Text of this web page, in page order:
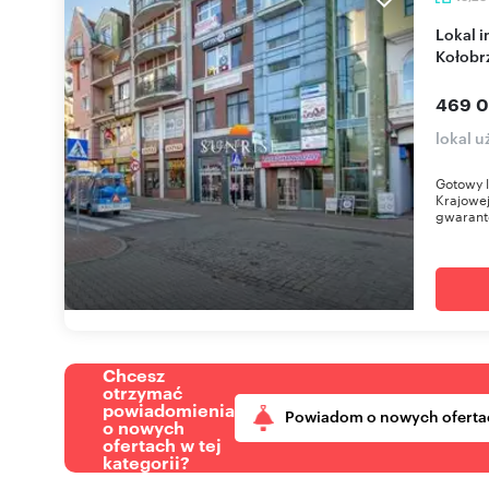
Lokal inwestycyjny z najmem w centrum
469
lokal
Gotowy
Chcesz
otrzymać
powiadomienia
o nowych
ofertach w tej
kategorii?
Powiadom o nowych